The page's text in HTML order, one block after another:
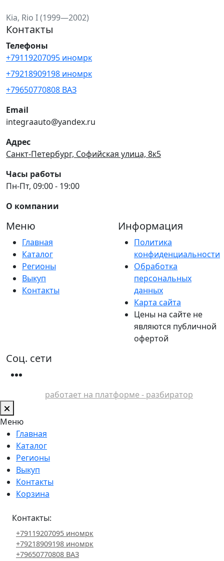
Kia, Rio I (1999—2002)
Контакты
Телефоны
+79119207095 иномрк
+79218909198 иномрк
+79650770808 ВАЗ
Email
integraauto@yandex.ru
Адрес
Санкт-Петербург, Софийская улица, 8к5
Часы работы
Пн-Пт, 09:00 - 19:00
О компании
Меню
Главная
Каталог
Регионы
Выкуп
Контакты
Информация
Политика
конфиденциальности
Обработка
персональных
данных
Карта сайта
Цены на сайте не
являются публичной
офертой
Соц. сети
работает на платформе - разбиратор
Меню
Главная
Каталог
Регионы
Выкуп
Контакты
Корзина
Контакты:
+79119207095 иномрк
+79218909198 иномрк
+79650770808 ВАЗ